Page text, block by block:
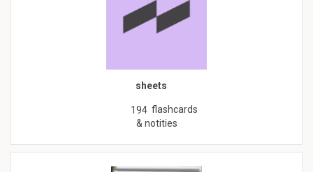
sheets
194 flashcards
& notities